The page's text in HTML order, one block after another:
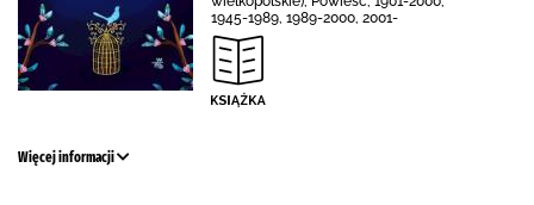
1945-1989, 1989-2000, 2001-
Więcej informacji